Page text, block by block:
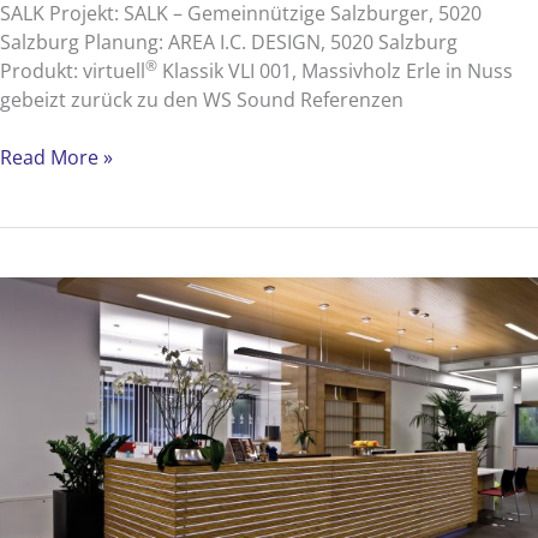
SALK Projekt: SALK – Gemeinnützige Salzburger, 5020
Salzburg Planung: AREA I.C. DESIGN, 5020 Salzburg
Produkt: virtuell® Klassik VLI 001, Massivholz Erle in Nuss
gebeizt zurück zu den WS Sound Referenzen
SALK
Read More »